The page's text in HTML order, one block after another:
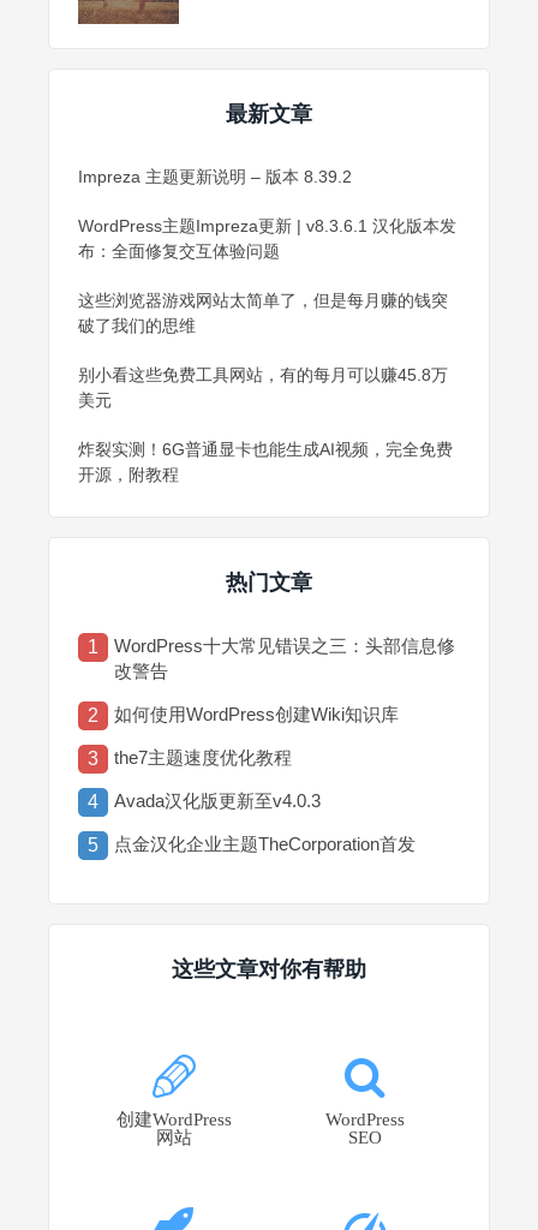
最新文章
Impreza 主题更新说明 – 版本 8.39.2
WordPress主题Impreza更新 | v8.3.6.1 汉化版本发
布：全面修复交互体验问题
这些浏览器游戏网站太简单了，但是每月赚的钱突
破了我们的思维
别小看这些免费工具网站，有的每月可以赚45.8万
美元
炸裂实测！6G普通显卡也能生成AI视频，完全免费
开源，附教程
热门文章
1
WordPress十大常见错误之三：头部信息修
改警告
2 如何使用WordPress创建Wiki知识库
3 the7主题速度优化教程
4 Avada汉化版更新至v4.0.3
5 点金汉化企业主题TheCorporation首发
这些文章对你有帮助
创建WordPress
网站
WordPress
SEO